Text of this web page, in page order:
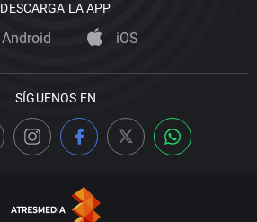
DESCARGA LA APP
Android iOS
SÍGUENOS EN